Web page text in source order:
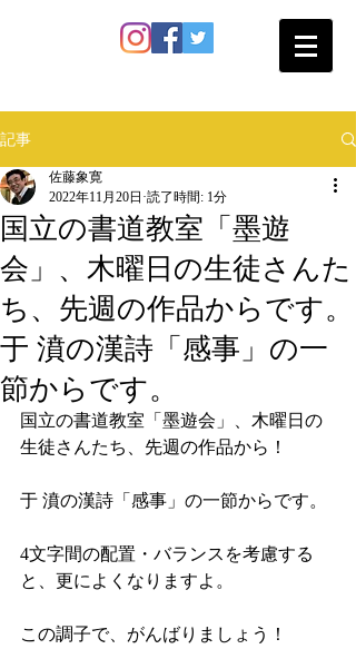
記事
国立の書道教室「墨遊
会」、木曜日の生徒さんた
ち、先週の作品からです。
于 濆の漢詩「感事」の一
節からです。
佐藤象寛
2022年11月20日 読了時間: 1分
国立の書道教室「墨遊会」、木曜日の
生徒さんたち、先週の作品から！
于 濆の漢詩「感事」の一節からです。
4文字間の配置・バランスを考慮する
と、更によくなりますよ。
この調子で、がんばりましょう！